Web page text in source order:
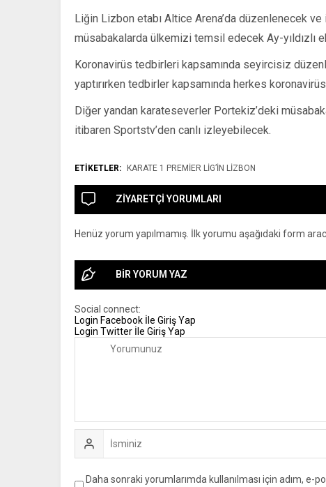
Liğin Lizbon etabı Altice Arena’da düzenlenecek
müsabakalarda ülkemizi temsil edecek Ay-yıldızlı
Koronavirüs tedbirleri kapsamında seyircisiz
yaptırırken tedbirler kapsamında herkes
Diğer yandan karateseverler Portekiz’deki
itibaren Sportstv’den canlı izleyebilecek.
ETİKETLER: KARATE 1 PREMIER LIG’IN LIZBON
ZİYARETÇİ YORUMLARI
Henüz yorum yapılmamış. İlk yorumu aşağıdaki form
BİR YORUM YAZ
Social connect:
Login Facebook İle Giriş Yap
Login Twitter İle Giriş Yap
Daha sonraki yorumlarımda kullanılması için adım,